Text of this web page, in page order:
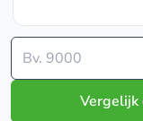
Vergelijk